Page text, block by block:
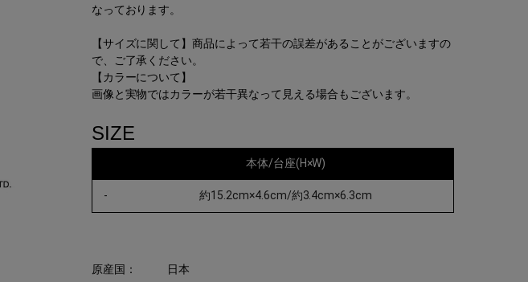
なっております。
【サイズに関して】商品によって若干の誤差があることがございますの
で、ご了承ください。
【カラーについて】
画像と実物ではカラーが若干異なって見える場合もございます。
SIZE
本体/台座(H×W)
- 約15.2cm×4.6cm/約3.4cm×6.3cm
原産国： 日本